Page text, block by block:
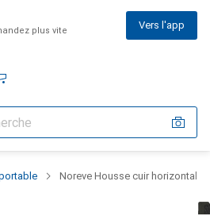
plus vite Vers l'app
Noreve Housse cuir horizontal